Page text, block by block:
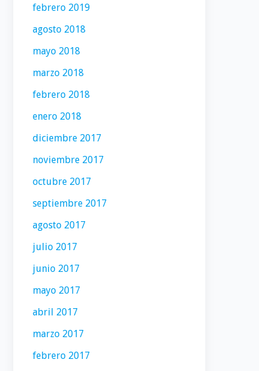
febrero 2019
agosto 2018
mayo 2018
marzo 2018
febrero 2018
enero 2018
diciembre 2017
noviembre 2017
octubre 2017
septiembre 2017
agosto 2017
julio 2017
junio 2017
mayo 2017
abril 2017
marzo 2017
febrero 2017